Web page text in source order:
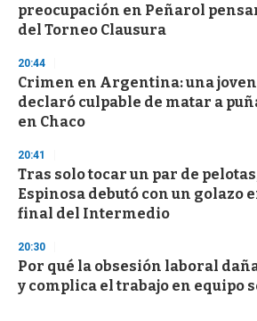
preocupación en Peñarol
del Torneo Clausura
20:44
Crimen en Argentina: una joven
declaró culpable de matar a
en Chaco
20:41
Tras solo tocar un par de
Espinosa debutó con un golazo
final del Intermedio
20:30
Por qué la obsesión laboral
y complica el trabajo en equipo